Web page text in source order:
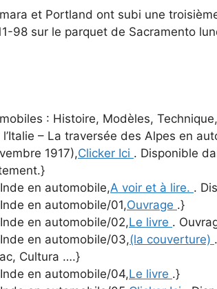
et Portland ont subi une
98 sur le parquet de Sacramento
: Histoire, Modèles, Technique,
l’Italie – La traversée des Alpes en
1917),Clicker Ici . Disponible
en automobile,A voir et à lire. .
en automobile/01,Ouvrage .}
en automobile/02,Le livre .
en automobile/03,(la couverture)
Cultura ….}
en automobile/04,Le livre .}